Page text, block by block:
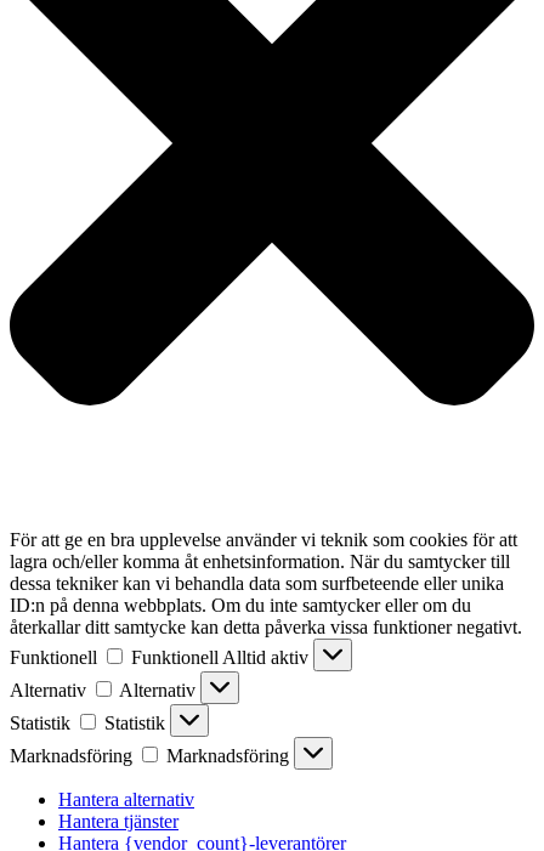
För att ge en bra upplevelse använder vi teknik som cookies för att
lagra och/eller komma åt enhetsinformation. När du samtycker till
dessa tekniker kan vi behandla data som surfbeteende eller unika
ID:n på denna webbplats. Om du inte samtycker eller om du
återkallar ditt samtycke kan detta påverka vissa funktioner negativt.
Funktionell
FunktionellAlltid aktiv
Alternativ
Alternativ
Statistik
Statistik
Marknadsföring
Marknadsföring
Hantera alternativ
Hantera tjänster
Hantera {vendor_count}-leverantörer